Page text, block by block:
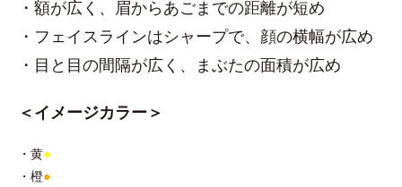
・額が広く、眉からあごまでの距離が短め
・フェイスラインはシャープで、顔の横幅が広め
・目と目の間隔が広く、まぶたの面積が広め
＜イメージカラー＞
・黄●
・橙●